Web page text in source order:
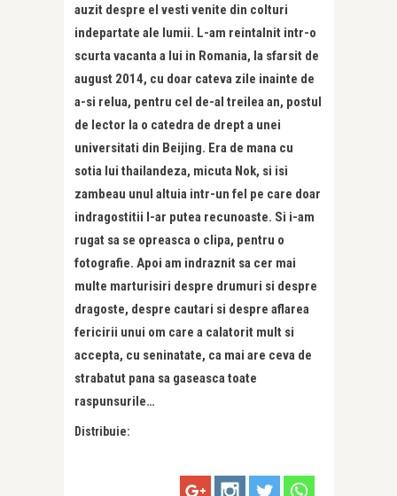
auzit despre el vesti venite din colturi
indepartate ale lumii. L-am reintalnit intr-o
scurta vacanta a lui in Romania, la sfarsit de
august 2014, cu doar cateva zile inainte de
a-si relua, pentru cel de-al treilea an, postul
de lector la o catedra de drept a unei
universitati din Beijing. Era de mana cu
sotia lui thailandeza, micuta Nok, si isi
zambeau unul altuia intr-un fel pe care doar
indragostitii l-ar putea recunoaste. Si i-am
rugat sa se opreasca o clipa, pentru o
fotografie. Apoi am indraznit sa cer mai
multe marturisiri despre drumuri si despre
dragoste, despre cautari si despre aflarea
fericirii unui om care a calatorit mult si
accepta, cu seninatate, ca mai are ceva de
strabatut pana sa gaseasca toate
raspunsurile…
Distribuie: